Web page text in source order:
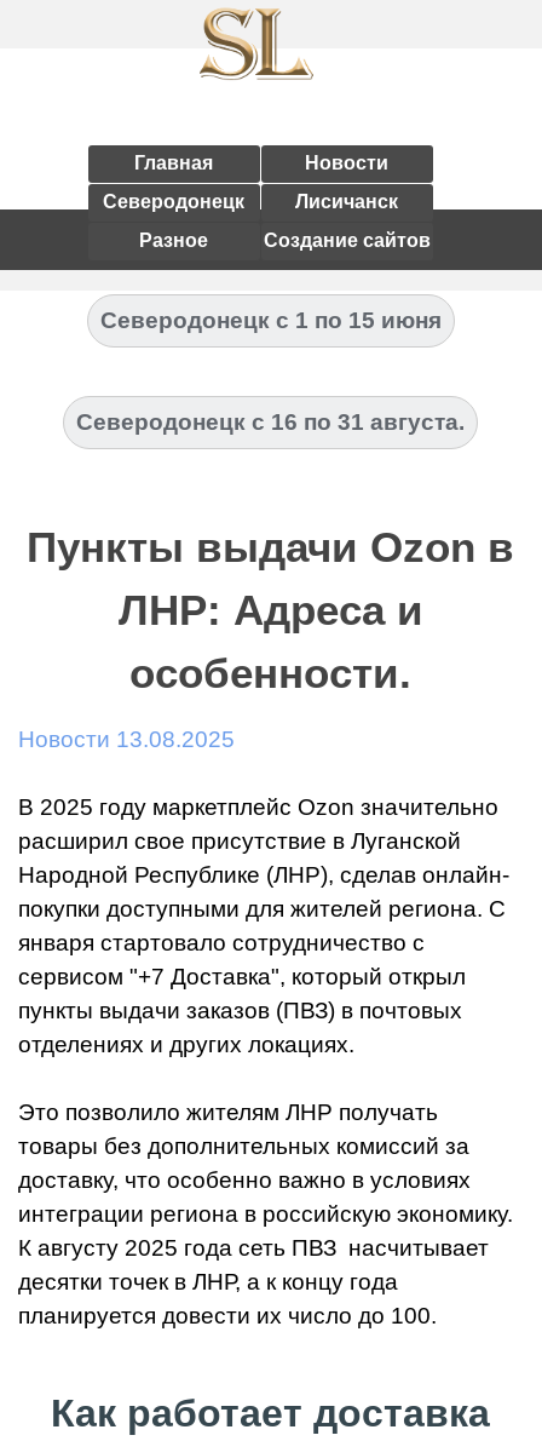
Главная
Новости
Северодонецк
Лисичанск
Разное
Создание сайтов
Северодонецк с 1 по 15 июня
Северодонецк с 16 по 31 августа.
Пункты выдачи Ozon в
ЛНР: Адреса и
особенности.
Новости 13.08.2025
В 2025 году маркетплейс Ozon значительно
расширил свое присутствие в Луганской
Народной Республике (ЛНР), сделав онлайн-
покупки доступными для жителей региона. С
января стартовало сотрудничество с
сервисом "+7 Доставка", который открыл
пункты выдачи заказов (ПВЗ) в почтовых
отделениях и других локациях.
Это позволило жителям ЛНР получать
товары без дополнительных комиссий за
доставку, что особенно важно в условиях
интеграции региона в российскую экономику.
К августу 2025 года сеть ПВЗ насчитывает
десятки точек в ЛНР, а к концу года
планируется довести их число до 100.
Как работает доставка